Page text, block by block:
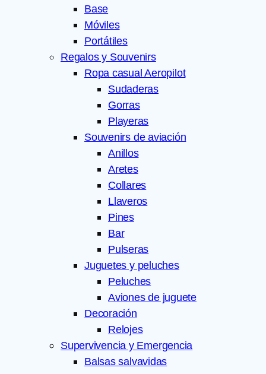
Base
Móviles
Portátiles
Regalos y Souvenirs
Ropa casual Aeropilot
Sudaderas
Gorras
Playeras
Souvenirs de aviación
Anillos
Aretes
Collares
Llaveros
Pines
Bar
Pulseras
Juguetes y peluches
Peluches
Aviones de juguete
Decoración
Relojes
Supervivencia y Emergencia
Balsas salvavidas